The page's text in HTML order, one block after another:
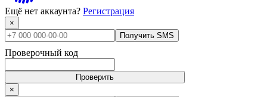
Ещё нет аккаунта? Регистрация
×
Получить SMS
Проверочный код
Проверить
×